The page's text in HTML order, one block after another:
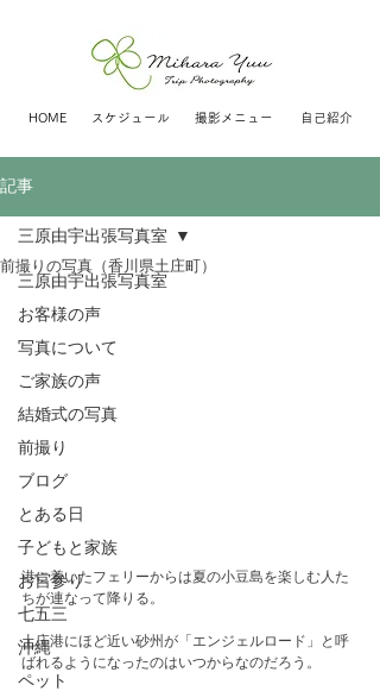
HOME スケジュール 撮影メニュー 自己紹介
記事
三原由宇出張写真室
お客様の声
写真について
ご家族の声
結婚式の写真
前撮り
ブログ
とある日
子どもと家族
お宮参り
七五三
沖縄
ペット
三原由宇出張写真室
前撮りの写真（香川県土庄町）
港に着いたフェリーからは夏の小豆島を楽しむ人た
ちが連なって降りる。
土庄港にほど近い砂州が「エンジェルロード」と呼
ばれるようになったのはいつからなのだろう。